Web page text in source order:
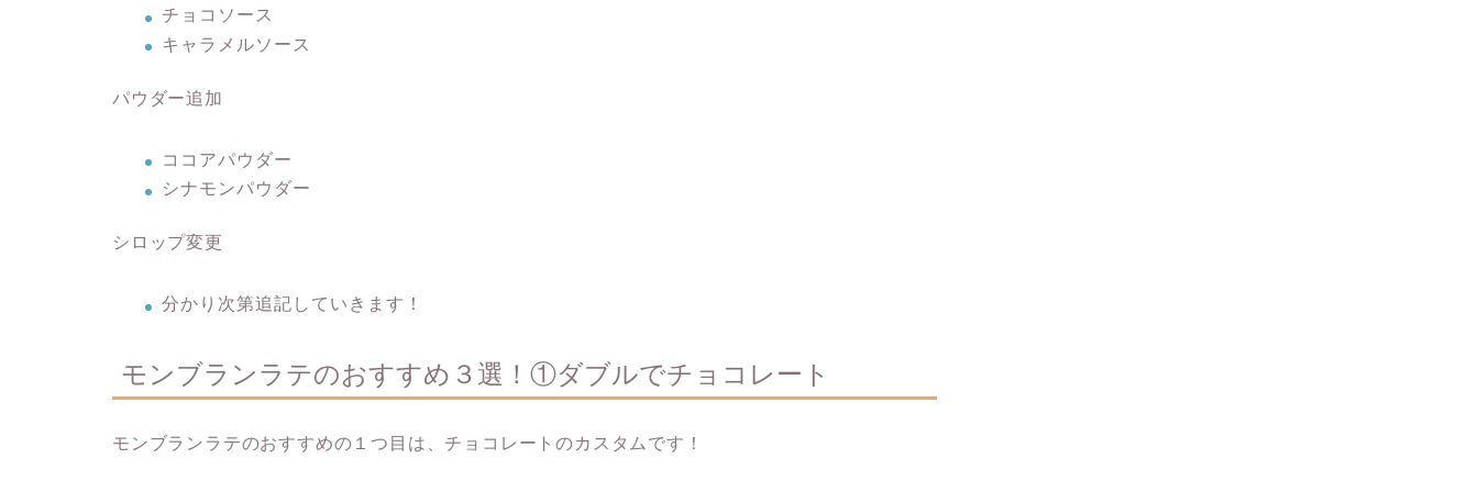
チョコソース
キャラメルソース
パウダー追加
ココアパウダー
シナモンパウダー
シロップ変更
分かり次第追記していきます！
モンブランラテのおすすめ３選！①ダブルでチョコレート
モンブランラテのおすすめの１つ目は、チョコレートのカスタムです！